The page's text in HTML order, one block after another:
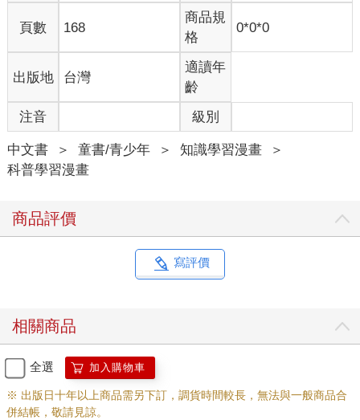
頁數 168
商品規
格
0*0*0
出版地 台灣
適讀年
齡
注音
級別
中文書 ＞ 童書/青少年 ＞ 知識學習漫畫
＞
科普學習漫畫
商品評價
寫評價
相關商品
全選 加入購物車
※ 出版日十年以上商品需另下訂，調貨時間較長，無法與一般商品合
併結帳，敬請見諒。